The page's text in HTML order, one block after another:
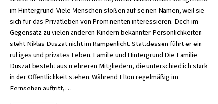
im Hintergrund. Viele Menschen stoßen auf seinen Namen, weil sie
sich für das Privatleben von Prominenten interessieren. Doch im
Gegensatz zu vielen anderen Kindern bekannter Persönlichkeiten
steht Niklas Duszat nicht im Rampenlicht. Stattdessen führt er ein
ruhiges und privates Leben. Familie und Hintergrund Die Familie
Duszat besteht aus mehreren Mitgliedern, die unterschiedlich stark
in der Öffentlichkeit stehen. Während Elton regelmäßig im
Fernsehen auftritt,…